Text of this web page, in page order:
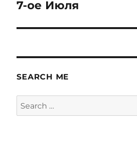
Next
7-ое Июля
SEARCH ME
Search
for: